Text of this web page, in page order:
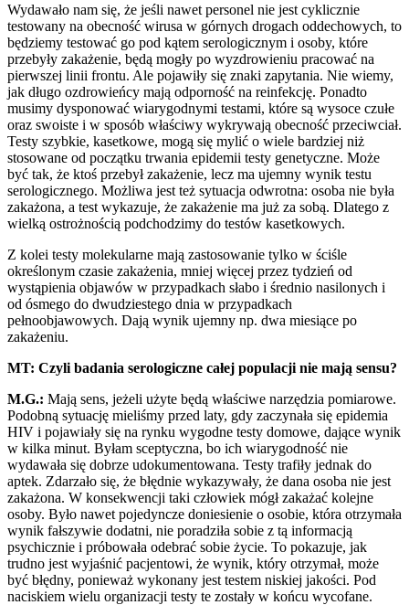
Wydawało nam się, że jeśli nawet personel nie jest cyklicznie
testowany na obecność wirusa w górnych drogach oddechowych, to
będziemy testować go pod kątem serologicznym i osoby, które
przebyły zakażenie, będą mogły po wyzdrowieniu pracować na
pierwszej linii frontu. Ale pojawiły się znaki zapytania. Nie wiemy,
jak długo ozdrowieńcy mają odporność na reinfekcję. Ponadto
musimy dysponować wiarygodnymi testami, które są wysoce czułe
oraz swoiste i w sposób właściwy wykrywają obecność przeciwciał.
Testy szybkie, kasetkowe, mogą się mylić o wiele bardziej niż
stosowane od początku trwania epidemii testy genetyczne. Może
być tak, że ktoś przebył zakażenie, lecz ma ujemny wynik testu
serologicznego. Możliwa jest też sytuacja odwrotna: osoba nie była
zakażona, a test wykazuje, że zakażenie ma już za sobą. Dlatego z
wielką ostrożnością podchodzimy do testów kasetkowych.
Z kolei testy molekularne mają zastosowanie tylko w ściśle
określonym czasie zakażenia, mniej więcej przez tydzień od
wystąpienia objawów w przypadkach słabo i średnio nasilonych i
od ósmego do dwudziestego dnia w przypadkach
pełnoobjawowych. Dają wynik ujemny np. dwa miesiące po
zakażeniu.
MT: Czyli badania serologiczne całej populacji nie mają sensu?
M.G.: Mają sens, jeżeli użyte będą właściwe narzędzia pomiarowe.
Podobną sytuację mieliśmy przed laty, gdy zaczynała się epidemia
HIV i pojawiały się na rynku wygodne testy domowe, dające wynik
w kilka minut. Byłam sceptyczna, bo ich wiarygodność nie
wydawała się dobrze udokumentowana. Testy trafiły jednak do
aptek. Zdarzało się, że błędnie wykazywały, że dana osoba nie jest
zakażona. W konsekwencji taki człowiek mógł zakażać kolejne
osoby. Było nawet pojedyncze doniesienie o osobie, która otrzymała
wynik fałszywie dodatni, nie poradziła sobie z tą informacją
psychicznie i próbowała odebrać sobie życie. To pokazuje, jak
trudno jest wyjaśnić pacjentowi, że wynik, który otrzymał, może
być błędny, ponieważ wykonany jest testem niskiej jakości. Pod
naciskiem wielu organizacji testy te zostały w końcu wycofane.